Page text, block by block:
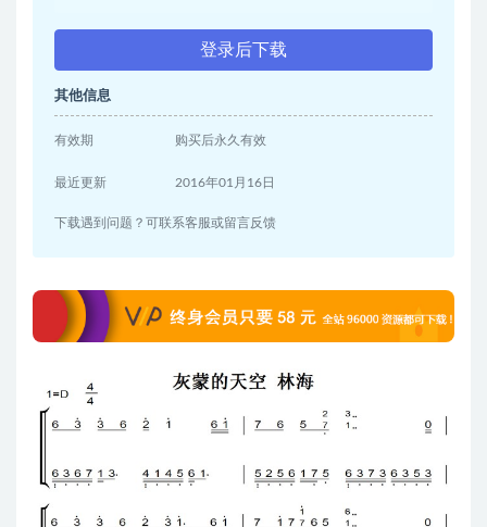
登录后下载
其他信息
有效期 购买后永久有效
最近更新 2016年01月16日
下载遇到问题？可联系客服或留言反馈